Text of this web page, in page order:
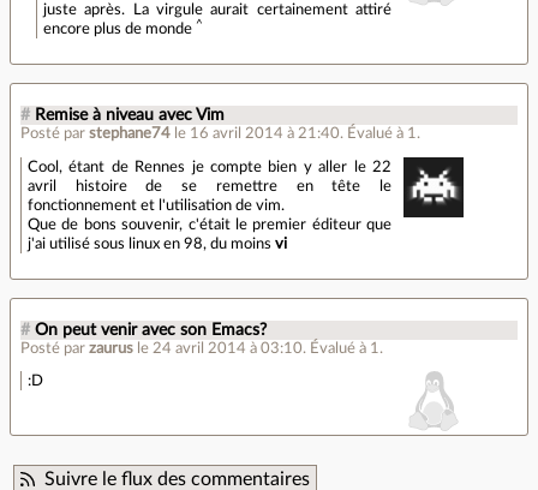
juste après. La virgule aurait certainement attiré
encore plus de monde ^
# Remise à niveau avec Vim
Posté par stephane74 le 16 avril 2014 à 21:40. Évalué à 1 .
Cool, étant de Rennes je compte bien y aller le 22
avril histoire de se remettre en tête le
fonctionnement et l'utilisation de vim.
Que de bons souvenir, c'était le premier éditeur que
j'ai utilisé sous linux en 98, du moins vi
# On peut venir avec son Emacs?
Posté par zaurus le 24 avril 2014 à 03:10. Évalué à 1 .
:D
Suivre le flux des commentaires